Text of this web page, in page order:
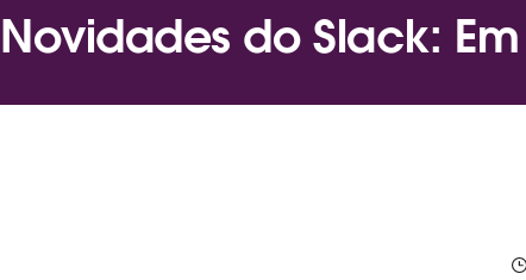
Novidades do Slack:
Criado pela equipe do Slack